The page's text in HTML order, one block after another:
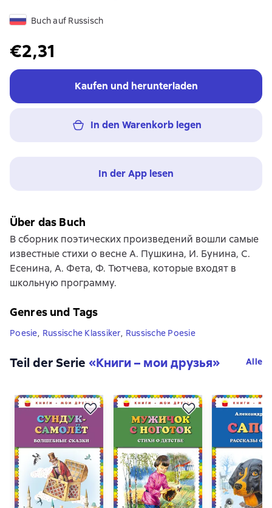
Buch auf Russisch
€2,31
Kaufen und herunterladen
In den Warenkorb legen
In der App lesen
Über das Buch
В сборник поэтических произведений вошли самые
известные стихи о весне А. Пушкина, И. Бунина, С.
Есенина, А. Фета, Ф. Тютчева, которые входят в
школьную программу.
Genres und Tags
Poesie, Russische Klassiker, Russische Poesie
Teil der Serie «Книги – мои друзья» Alle